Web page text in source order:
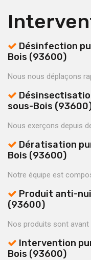
Désinfection
Bois (93600)
Nous nous déplaçons
sous-Bois
Nous exerçons depuis
Dératisation
Bois (93600)
Notre équipe est
Produit anti-
(93600)
Nos produits sont
Intervention
Bois (93600)